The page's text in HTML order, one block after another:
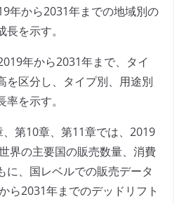
年から2031年までの地域別の
を示す。
年から2031年まで、タイ
を区分し、タイプ別、用途別
を示す。
第10章、第11章では、2019
界の主要国の販売数量、消費
に、国レベルでの販売データ
ら2031年までのデッドリフト